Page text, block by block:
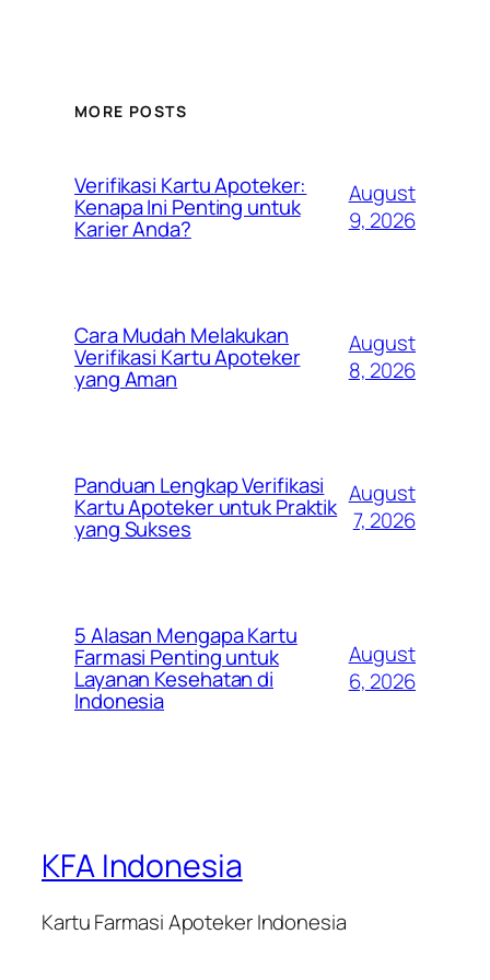
MORE POSTS
Verifikasi Kartu Apoteker:
Kenapa Ini Penting untuk
Karier Anda?
August
9, 2026
Cara Mudah Melakukan
Verifikasi Kartu Apoteker
yang Aman
August
8, 2026
Panduan Lengkap Verifikasi
Kartu Apoteker untuk Praktik
yang Sukses
August
7, 2026
5 Alasan Mengapa Kartu
Farmasi Penting untuk
Layanan Kesehatan di
Indonesia
August
6, 2026
KFA Indonesia
Kartu Farmasi Apoteker Indonesia